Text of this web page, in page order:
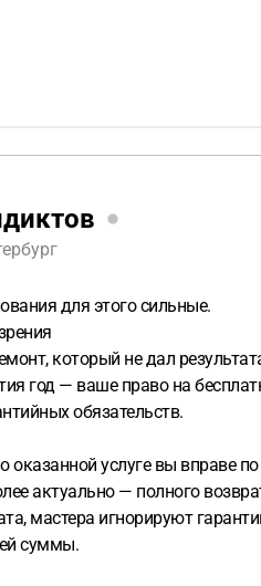
для этого сильные.
который не дал
год — ваше право на
обязательств.
оказанной услуге вы вправе
актуально — полного
мастера игнорируют
суммы.